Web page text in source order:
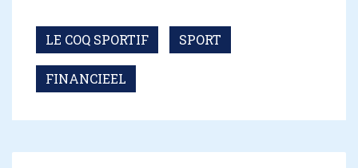
LE COQ SPORTIF SPORT
FINANCIEEL